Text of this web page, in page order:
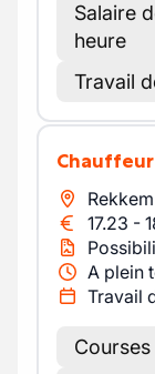
Salaire
heure
Travail
Chauffeur
Rekkem
17.23 -
A plein
Travail